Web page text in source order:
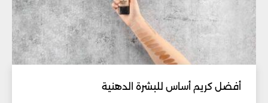
أفضل كريم أساس للبشرة الدهنية